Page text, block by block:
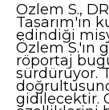
Ozlem S.,
Tasarım'ın
edindiği
Özlem S.'ın
röportaj
sürdürüyor.
gidilecektir.